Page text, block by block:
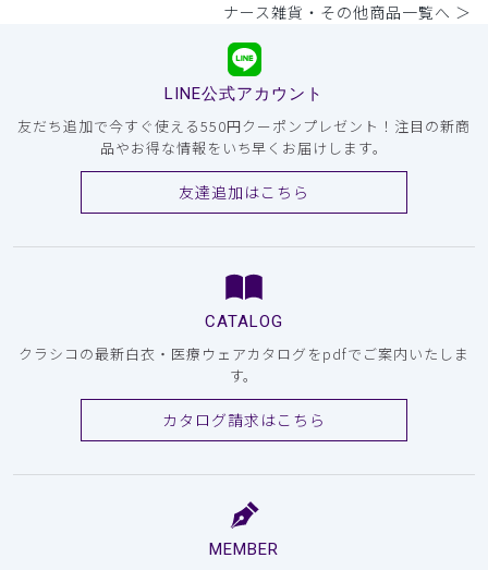
ナース雑貨・その他商品一覧へ ＞
LINE公式アカウント
友だち追加で今すぐ使える550円クーポンプレゼント！注目の新商
品やお得な情報をいち早くお届けします。
友達追加はこちら
CATALOG
クラシコの最新白衣・医療ウェアカタログをpdfでご案内いたしま
す。
カタログ請求はこちら
MEMBER